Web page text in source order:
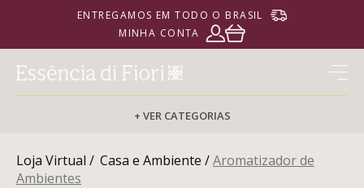
ENTREGAMOS EM TODO O BRASIL
MINHA CONTA
+ VER CATEGORIAS
Loja Virtual / Casa e Ambiente /Aromatizador de
Ambientes